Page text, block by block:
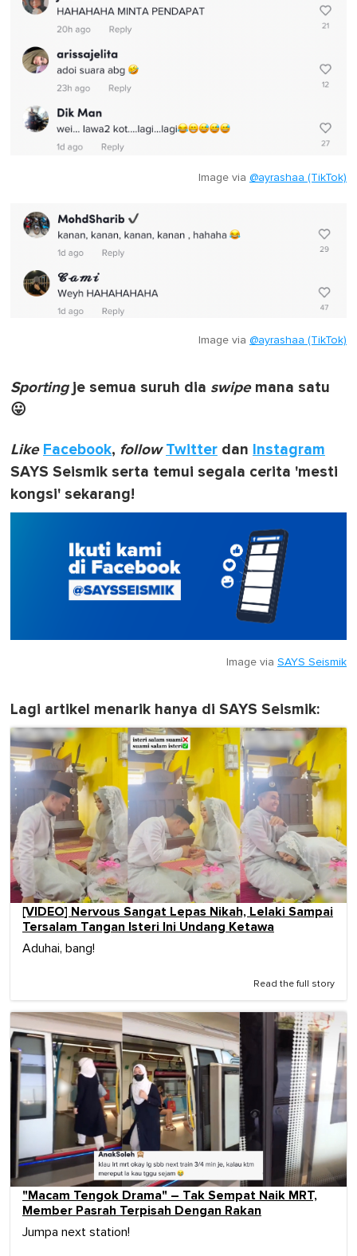
Image via @ayrashaa (TikTok)
Image via @ayrashaa (TikTok)
Sportingje semua suruh dia swipemana satu
😛
Like Facebook, follow Twitter dan Instagram
SAYS Seismik serta temui segala cerita 'mesti
kongsi' sekarang!
Image via SAYS Seismik
Lagi artikel menarik hanya di SAYS Seismik:
[VIDEO] Nervous Sangat Lepas Nikah, Lelaki Sampai
Tersalam Tangan Isteri Ini Undang Ketawa
Aduhai, bang!
Read the full story
"Macam Tengok Drama" – Tak Sempat Naik MRT,
Member Pasrah Terpisah Dengan Rakan
Jumpa next station!